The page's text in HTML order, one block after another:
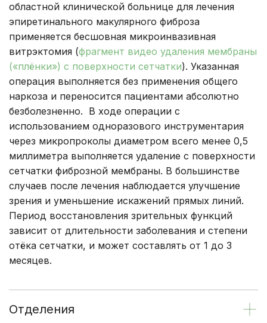
областной клинической больнице для лечения
эпиретинального макулярного фиброза
применяется бесшовная микроинвазивная
витрэктомия (фрагмент видео удаления мембраны
(«плёнки») с поверхности сетчатки). Указанная
операция выполняется без применения общего
наркоза и переносится пациентами абсолютно
безболезненно. В ходе операции с
использованием одноразового инструментария
через микропроколы диаметром всего менее 0,5
миллиметра выполняется удаление с поверхности
сетчатки фиброзной мембраны. В большинстве
случаев после лечения наблюдается улучшение
зрения и уменьшение искажений прямых линий.
Период восстановления зрительных функций
зависит от длительности заболевания и степени
отёка сетчатки, и может составлять от 1 до 3
месяцев.
Отделения